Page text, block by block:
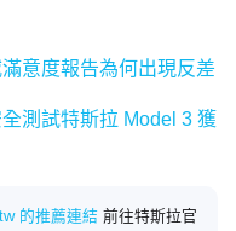
意度報告為何出現反差
測試特斯拉 Model 3 獲
的推薦連結 前往特斯拉官